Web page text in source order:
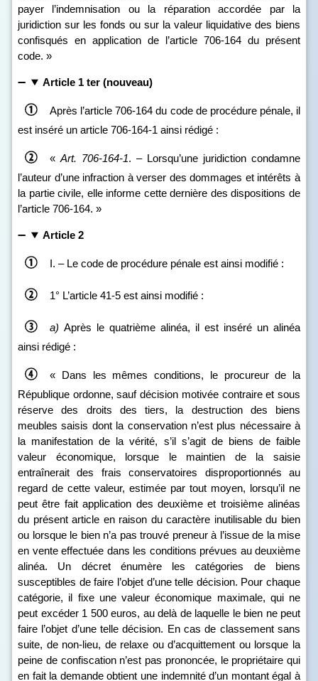
payer l’indemnisation ou la réparation accordée par la
juridiction sur les fonds ou sur la valeur liquidative des biens
confisqués en application de l’article 706‑164 du présent
code. »
Article 1 ter (nouveau)
Après l’article 706‑164 du code de procédure pénale, il
est inséré un article 706‑164‑1 ainsi rédigé :
« Art. 706‑164‑1. – Lorsqu’une juridiction condamne
l’auteur d’une infraction à verser des dommages et intérêts à
la partie civile, elle informe cette dernière des dispositions de
l’article 706‑164. »
Article 2
I. – Le code de procédure pénale est ainsi modifié :
1° L’article 41‑5 est ainsi modifié :
a) Après le quatrième alinéa, il est inséré un alinéa
ainsi rédigé :
« Dans les mêmes conditions, le procureur de la
République ordonne, sauf décision motivée contraire et sous
réserve des droits des tiers, la destruction des biens
meubles saisis dont la conservation n’est plus nécessaire à
la manifestation de la vérité, s’il s’agit de biens de faible
valeur économique, lorsque le maintien de la saisie
entraînerait des frais conservatoires disproportionnés au
regard de cette valeur, estimée par tout moyen, lorsqu’il ne
peut être fait application des deuxième et troisième alinéas
du présent article en raison du caractère inutilisable du bien
ou lorsque le bien n’a pas trouvé preneur à l’issue de la mise
en vente effectuée dans les conditions prévues au deuxième
alinéa. Un décret énumère les catégories de biens
susceptibles de faire l’objet d’une telle décision. Pour chaque
catégorie, il fixe une valeur économique maximale, qui ne
peut excéder 1 500 euros, au delà de laquelle le bien ne peut
faire l’objet d’une telle décision. En cas de classement sans
suite, de non‑lieu, de relaxe ou d’acquittement ou lorsque la
peine de confiscation n’est pas prononcée, le propriétaire qui
en fait la demande obtient une indemnité d’un montant égal à